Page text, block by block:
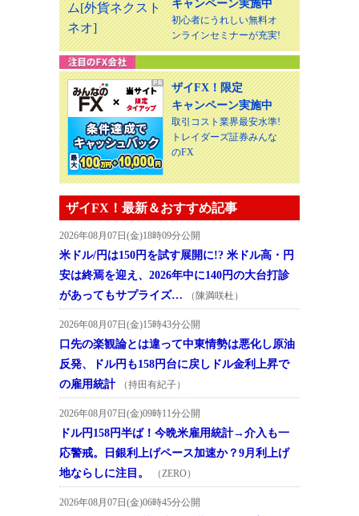
キャンペーン実施中
初心者にうれしい無料オ
ンラインセミナーが充実!
ザイFX！限定
キャンペーン実施中
取引コスト業界最安水準!
トレイダーズ証券みんな
のFX
ザイFX！最新＆おすすめ記事
2026年08月07日(金)18時09分公開
米ドル/円は150円を試す展開に!? 米ドル高・円
安は終焉を迎え、2026年中に140円の大台打診
があってもサプライズ…
（陳満咲杜）
2026年08月07日(金)15時43分公開
口先の楽観論とは違って中東情勢は悪化し原油
反発、ドル円も158円台に戻しドル金利上昇で
の雇用統計
（持田有紀子）
2026年08月07日(金)09時11分公開
ドル円158円半ば！今晩米雇用統計→介入も一
応警戒。日銀利上げペース加速か？9月利上げ
地ならしに注目。
（ZERO）
2026年08月07日(金)06時45分公開